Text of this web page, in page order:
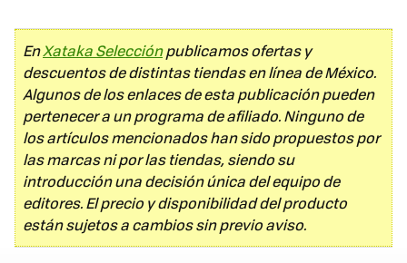
EnXataka Selecciónpublicamos ofertas y
descuentos de distintas tiendas en línea de México.
Algunos de los enlaces de esta publicación pueden
pertenecer a un programa de afiliado. Ninguno de
los artículos mencionados han sido propuestos por
las marcas ni por las tiendas, siendo su
introducción una decisión única del equipo de
editores. El precio y disponibilidad del producto
están sujetos a cambios sin previo aviso.